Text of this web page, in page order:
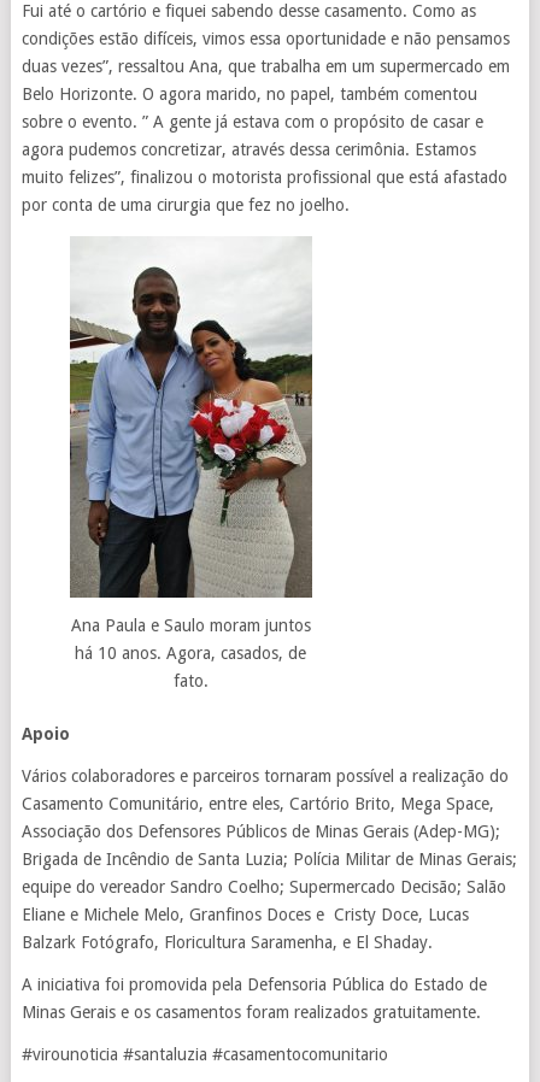
Fui até o cartório e fiquei sabendo desse casamento. Como as
condições estão difíceis, vimos essa oportunidade e não pensamos
duas vezes”, ressaltou Ana, que trabalha em um supermercado em
Belo Horizonte. O agora marido, no papel, também comentou
sobre o evento. ” A gente já estava com o propósito de casar e
agora pudemos concretizar, através dessa cerimônia. Estamos
muito felizes”, finalizou o motorista profissional que está afastado
por conta de uma cirurgia que fez no joelho.
Ana Paula e Saulo moram juntos
há 10 anos. Agora, casados, de
fato.
Apoio
Vários colaboradores e parceiros tornaram possível a realização do
Casamento Comunitário, entre eles, Cartório Brito, Mega Space,
Associação dos Defensores Públicos de Minas Gerais (Adep-MG);
Brigada de Incêndio de Santa Luzia; Polícia Militar de Minas Gerais;
equipe do vereador Sandro Coelho; Supermercado Decisão; Salão
Eliane e Michele Melo, Granfinos Doces e Cristy Doce, Lucas
Balzark Fotógrafo, Floricultura Saramenha, e El Shaday.
A iniciativa foi promovida pela Defensoria Pública do Estado de
Minas Gerais e os casamentos foram realizados gratuitamente.
#virounoticia #santaluzia #casamentocomunitario